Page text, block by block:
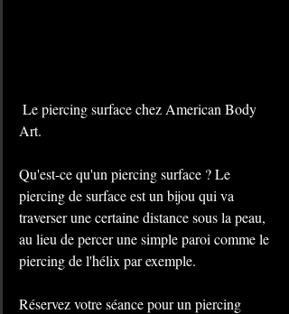
Le piercing surface chez American Body
Art.
Qu'est-ce qu'un piercing surface ? Le
piercing de surface est un bijou qui va
traverser une certaine distance sous la peau,
au lieu de percer une simple paroi comme le
piercing de l'hélix par exemple.
Réservez votre séance pour un piercing